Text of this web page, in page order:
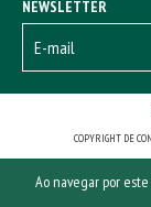
Ao navegar por
NEWSLETTER
COPYRIGHT DE